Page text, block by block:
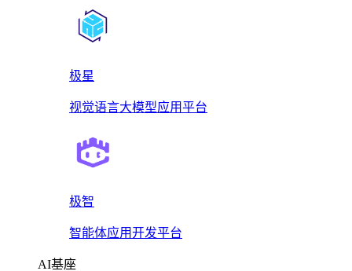
极星
视觉语言大模型应用平台
极智
智能体应用开发平台
AI基座